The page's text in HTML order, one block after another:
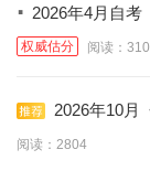
· 2026年4月自考
权威估分 阅读：
2026年10月
阅读：2804